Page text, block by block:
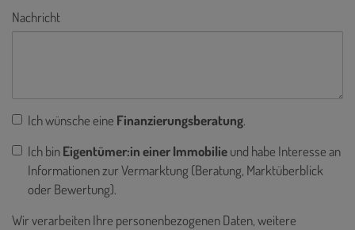
Nachricht
Ich wünsche eine Finanzierungsberatung.
Ich binEigentümer:in einer Immobilieund habe Interesse an
Informationen zur Vermarktung (Beratung, Marktüberblick
oder Bewertung).
Wir verarbeiten Ihre personenbezogenen Daten, weitere